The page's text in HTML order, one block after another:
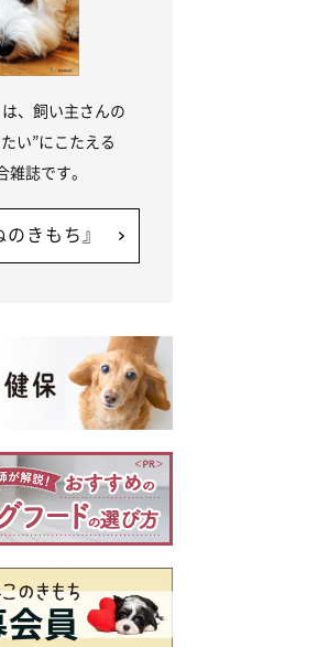
、飼い主さんの
い”にこたえる
誌です。
きもち』